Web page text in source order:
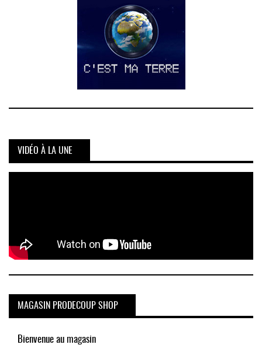
VIDÉO À LA UNE
MAGASIN PRODECOUP SHOP
Bienvenue au magasin